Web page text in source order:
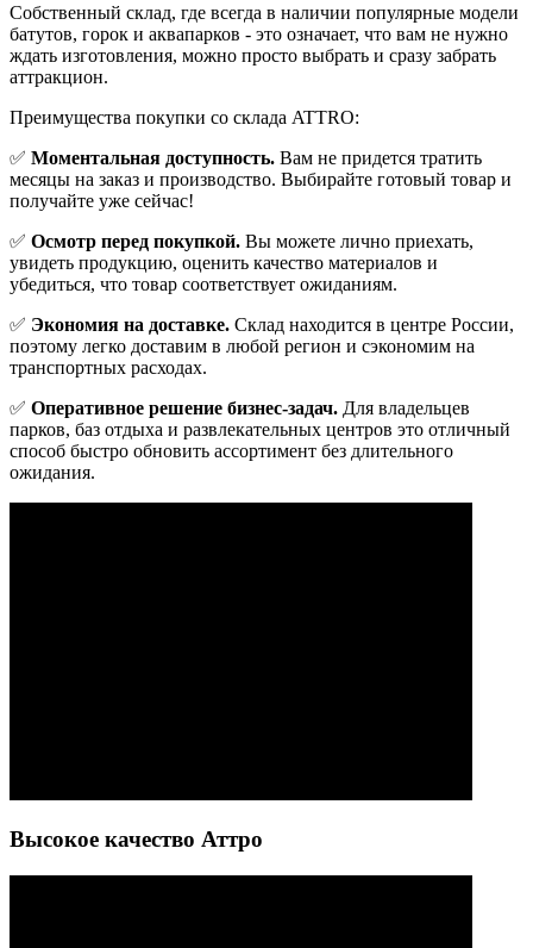
Cобственный склад, где всегда в наличии популярные модели
батутов, горок и аквапарков - это означает, что вам не нужно
ждать изготовления, можно просто выбрать и сразу забрать
аттракцион.
Преимущества покупки со склада ATTRO:
✅ Моментальная доступность. Вам не придется тратить
месяцы на заказ и производство. Выбирайте готовый товар и
получайте уже сейчас!
✅ Осмотр перед покупкой. Вы можете лично приехать,
увидеть продукцию, оценить качество материалов и
убедиться, что товар соответствует ожиданиям.
✅ Экономия на доставке. Склад находится в центре России,
поэтому легко доставим в любой регион и сэкономим на
транспортных расходах.
✅ Оперативное решение бизнес-задач. Для владельцев
парков, баз отдыха и развлекательных центров это отличный
способ быстро обновить ассортимент без длительного
ожидания.
Высокое качество Аттро